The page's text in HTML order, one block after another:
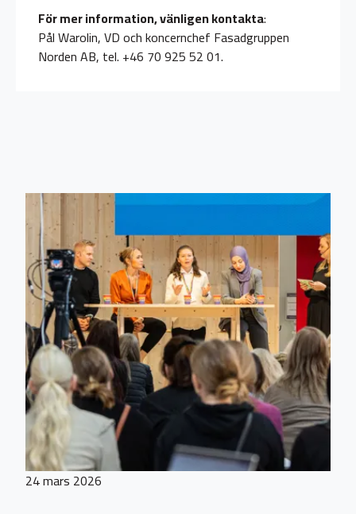
För mer information, vänligen kontakta:
Pål Warolin, VD och koncernchef Fasadgruppen
Norden AB, tel. +46 70 925 52 01.
24 mars 2026